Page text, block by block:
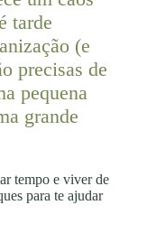
tarde
(e
precisas de
pequena
grande
tempo e viver de
para te ajudar